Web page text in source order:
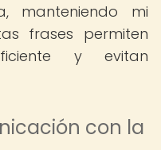
manteniendo mi
frases permiten
y evitan
con la